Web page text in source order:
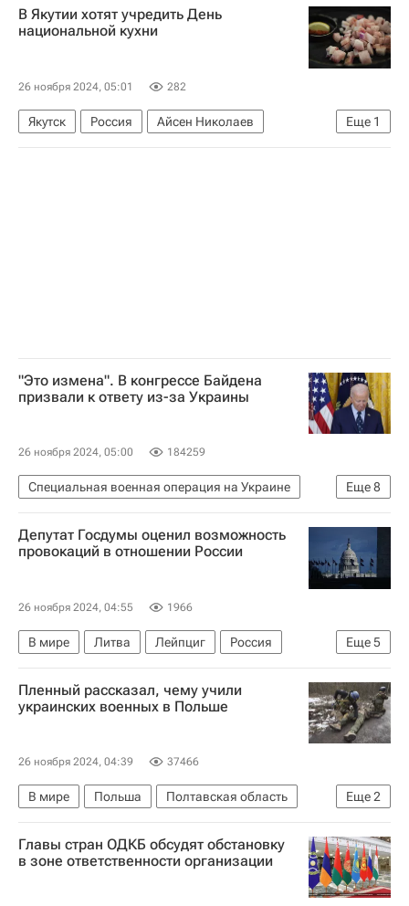
Вооруженные силы Украины
НАТО
В Якутии хотят учредить День
национальной кухни
26 ноября 2024, 05:01 282
Еще 1
Якутск Россия
Айсен Николаев
Общество
"Это измена". В конгрессе Байдена
призвали к ответу из-за Украины
26 ноября 2024, 05:00 184259
Еще8
Специальная военная операция на Украине
В мире
Украина США
Джо Байден
Владимир Путин
Дональд Трамп
Депутат Госдумы оценил возможность
провокаций в отношении России
26 ноября 2024, 04:55 1966
Еще5
В мире Литва Лейпциг
Россия
Джо Байден
DHL
Госдума РФ
Единая Россия
США
Пленный рассказал, чему учили
украинских военных в Польше
26 ноября 2024, 04:39 37466
Еще2
В мире Польша
Полтавская область
Конотоп
Вооруженные силы Украины
Главы стран ОДКБ обсудят обстановку
в зоне ответственности организации